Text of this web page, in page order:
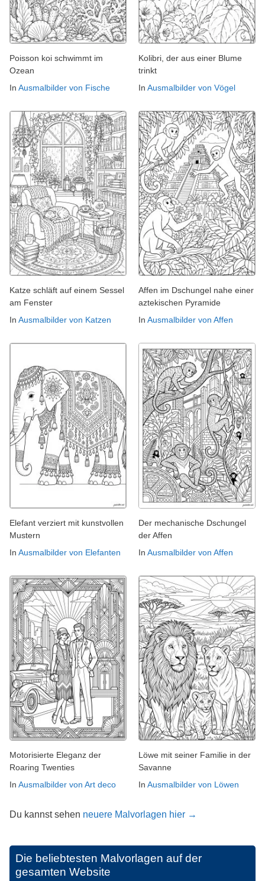
Poisson koi schwimmt im
Ozean
In Ausmalbilder von Fische
Kolibri, der aus einer Blume
trinkt
In Ausmalbilder von Vögel
Katze schläft auf einem Sessel
am Fenster
In Ausmalbilder von Katzen
Affen im Dschungel nahe einer
aztekischen Pyramide
In Ausmalbilder von Affen
Elefant verziert mit kunstvollen
Mustern
In Ausmalbilder von Elefanten
Der mechanische Dschungel
der Affen
In Ausmalbilder von Affen
Motorisierte Eleganz der
Roaring Twenties
In Ausmalbilder von Art deco
Löwe mit seiner Familie in der
Savanne
In Ausmalbilder von Löwen
Du kannst sehen neuere Malvorlagen hier →
Die beliebtesten Malvorlagen auf der
gesamten Website